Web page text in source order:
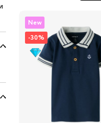
и халаты
и юбки
и накидки
поло и рубашки
и сумки
и майки
шарфы, перчатки
New
-30%